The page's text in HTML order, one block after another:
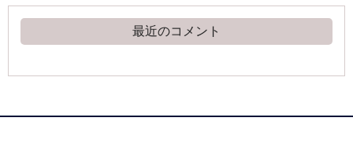
最近のコメント